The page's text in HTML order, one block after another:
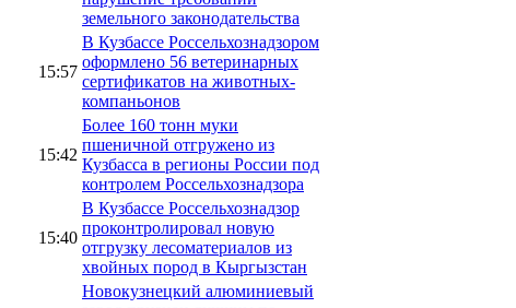
земельного законодательства
15:57
В Кузбассе Россельхознадзором
оформлено 56 ветеринарных
сертификатов на животных-
компаньонов
15:42
Более 160 тонн муки
пшеничной отгружено из
Кузбасса в регионы России под
контролем Россельхознадзора
15:40
В Кузбассе Россельхознадзор
проконтролировал новую
отгрузку лесоматериалов из
хвойных пород в Кыргызстан
Новокузнецкий алюминиевый